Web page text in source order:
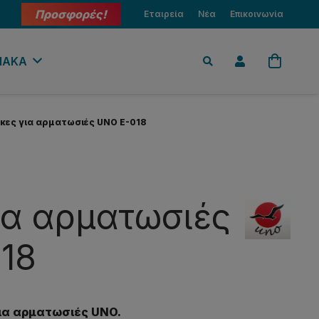
Προσφορές! Εταιρεία Νέα Επικοινωνία
για αρματωσιές UNO E-018
αρματωσιές
αρματωσιές UNO.